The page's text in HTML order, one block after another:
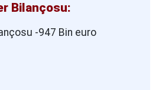
Bilançosu:
-947 Bin euro